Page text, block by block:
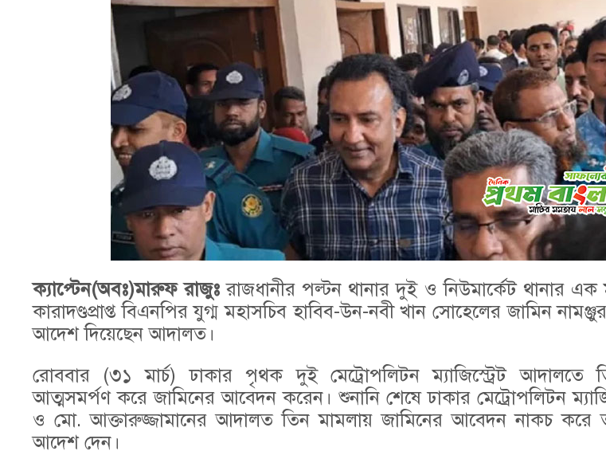
ক্যাপ্টেন(অবঃ)মারুফ রাজুঃরাজধানীর পল্টন থানার দুই ও নিউমার্কেট থানার এক
কারাদণ্ডপ্রাপ্ত বিএনপির যুগ্ম মহাসচিব হাবিব-উন-নবী খান সোহেলের জামিন
আদেশ দিয়েছেন আদালত।
রোববার (৩১ মার্চ) ঢাকার পৃথক দুই মেট্রোপলিটন ম্যাজিস্ট্রেট আদালতে
আত্মসমর্পণ করে জামিনের আবেদন করেন। শুনানি শেষে ঢাকার মেট্রোপলিটন
ও মো. আক্তারুজ্জামানের আদালত তিন মামলায় জামিনের আবেদন নাকচ করে
আদেশ দেন।